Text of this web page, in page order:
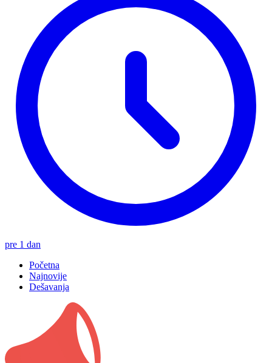
pre 1 dan
Početna
Najnovije
Dešavanja